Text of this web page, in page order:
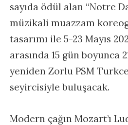
sayıda ödül alan “Notre
müzikali muazzam
tasarımı ile 5-23 Mayıs
arasında 15 gün boyunca
yeniden Zorlu PSM
seyircisiyle buluşacak.
Modern çağın Mozart’ı